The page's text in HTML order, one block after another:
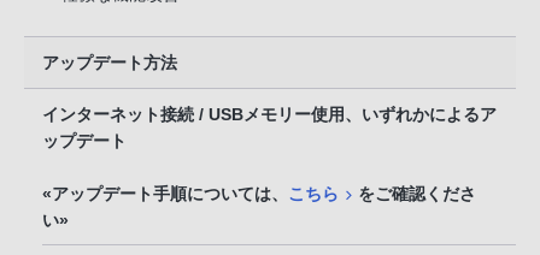
アップデート方法
インターネット接続 / USBメモリー使用、いずれかによるア
ップデート
«アップデート手順については、 こちら
をご確認くださ
い»